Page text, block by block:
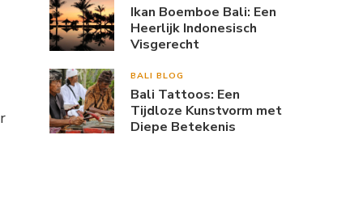
Ikan Boemboe Bali: Een
Heerlijk Indonesisch
Visgerecht
BALI BLOG
Bali Tattoos: Een
Tijdloze Kunstvorm met
Diepe Betekenis